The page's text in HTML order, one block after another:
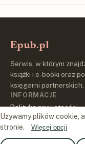
Epub.pl
Serwis, w którym
książki i e-booki oraz
księgarni partnerskich.
INFORMACJE
Polityka prywatności
Regulamin
Używamy plików cookie,
stronie.
Więcej opcji